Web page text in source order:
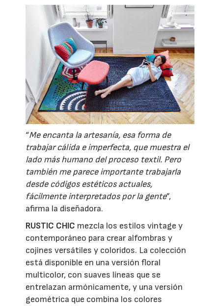
“Me encanta la artesanía, esa forma de
trabajar cálida e imperfecta, que muestra el
lado más humano del proceso textil. Pero
también me parece importante trabajarla
desde códigos estéticos actuales,
fácilmente interpretados por la gente”,
afirma la diseñadora.
RUSTIC CHIC mezcla los estilos vintage y
contemporáneo para crear alfombras y
cojines versátiles y coloridos. La colección
está disponible en una versión floral
multicolor, con suaves líneas que se
entrelazan armónicamente, y una versión
geométrica que combina los colores